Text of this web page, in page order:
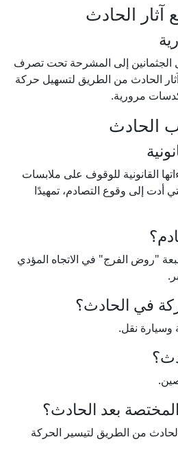
آثار الحادث
الجثمانين إلى المشرحة تحت تصرف
الحادث من الطريق لتسهيل حركة
مرورية.
الحادث
القانونية للوقوف على ملابسات
أدت إلى وقوع التصادم، تمهيدًا
"روض الفرج" في الاتجاه المؤدي
في الحادث؟
وسيارة نقل.
بعد الحادث؟
من الطريق لتيسير الحركة